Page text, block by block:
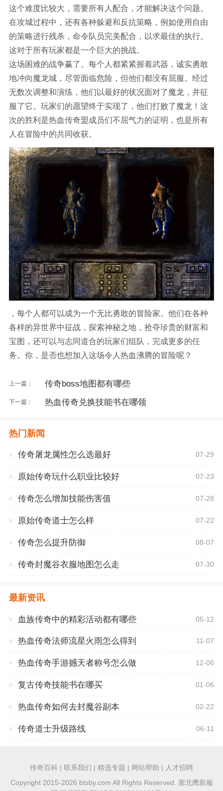
这个难度比较大，需要所有人配合，才能解决这个问题。
在攻城过程中，还有各种躲避和反抗策略，例如使用自由
的策略进行残杀，命令队员完美配合，以求最佳的执行。
这对于所有玩家都是一个巨大的挑战。
这场困难的战争赢了。每个人都紧紧握着武器，诚实勇敢
地冲向魔龙城，尽管面临危险，但他们都没有屈服。经过
无数次调整和演练，他们以最好的状况面对了魔龙，并征
服了它。玩家们的愿望终于实现了，他们打败了魔龙！这
次的胜利是热血传奇盟成员们不屈气力的证明，也是所有
人在冒险中的共同收获。
，每个人都可以成为一个无比勇敢的冒险家。他们在各种
各样的异世界中征战，探索神秘之地，抢夺珍贵的财富和
宝图，还可以与志同道合的玩家们组队，完成更多的任
务。你，是否也想加入这场令人热血沸腾的冒险呢？
上一篇： 传奇boss地图都有哪些
下一篇： 热血传奇兑换技能书在哪领
热门新闻
传奇屠龙属性怎么选最好 07-29
原始传奇玩什么职业比较好 07-23
传奇怎么增加技能伤害值 07-28
原始传奇道士怎么样 07-22
传奇怎么提升防御 08-07
传奇封魔谷衣服地图怎么走 07-30
最新资讯
血族传奇中的精彩活动都有哪些 05-12
热血传奇法师流星火雨怎么得到 11-07
热血传奇手游撼天者称号怎么做 12-06
复古传奇技能书在哪买 01-06
热血传奇如何去封魔谷副本 02-22
传奇道士升级路线 06-11
传奇百科 | 联系我们 | 精选专题 | 网站帮助 | 人才招聘
Copyright 2015-2026 btsby.com All Rights Reserved. 塞北鹰新服